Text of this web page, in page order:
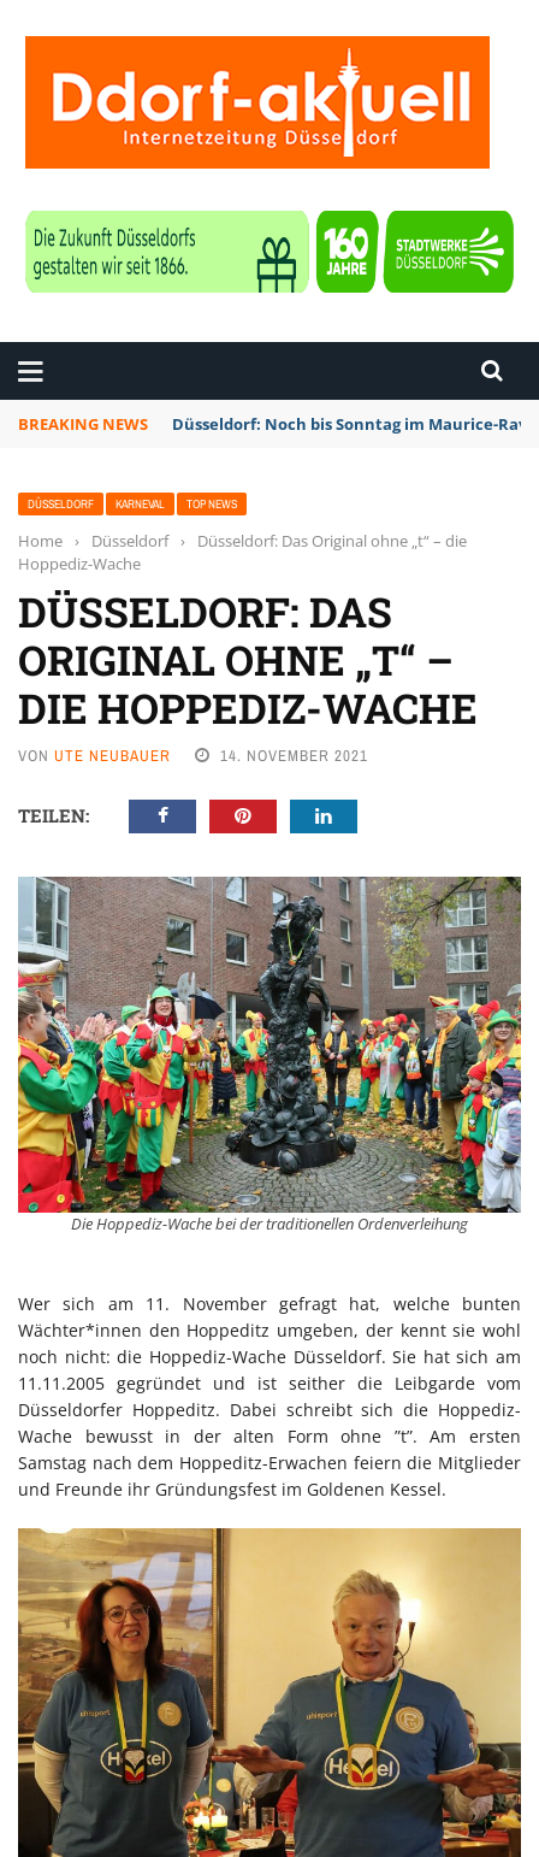
BREAKING NEWS Düsseldorf: Noch bis Sonntag im Maurice-
DÜSSELDORF KARNEVAL TOP NEWS
Home › Düsseldorf ›
Düsseldorf: Das Original ohne „t“ – die
Hoppediz-Wache
DÜSSELDORF: DAS
ORIGINAL OHNE „T“ –
DIE HOPPEDIZ-WACHE
VON UTE NEUBAUER 14. NOVEMBER 2021
TEILEN:
Die Hoppediz-Wache bei der traditionellen Ordenverleihung
Wer sich am 11. November gefragt hat, welche bunten
Wächter*innen den Hoppeditz umgeben, der kennt sie wohl
noch nicht: die Hoppediz-Wache Düsseldorf. Sie hat sich am
11.11.2005 gegründet und ist seither die Leibgarde vom
Düsseldorfer Hoppeditz. Dabei schreibt sich die Hoppediz-
Wache bewusst in der alten Form ohne ”t”. Am ersten
Samstag nach dem Hoppeditz-Erwachen feiern die Mitglieder
und Freunde ihr Gründungsfest im Goldenen Kessel.